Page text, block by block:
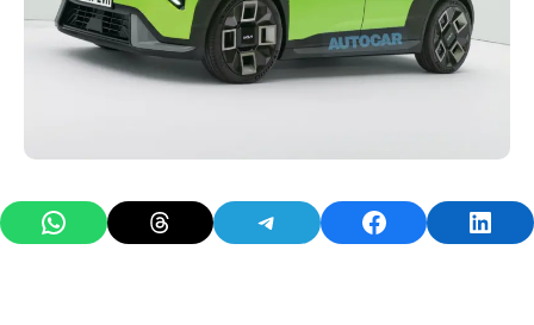
Share on WhatsAppShare on ThreadsShare on TelegramShare on Facebook